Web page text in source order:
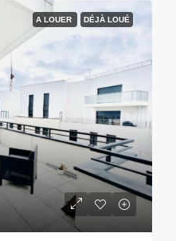
A LOUER DÉJÀ LOUÉ